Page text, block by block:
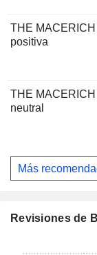
THE
positiva
THE
neutral
Más
Revisiones de